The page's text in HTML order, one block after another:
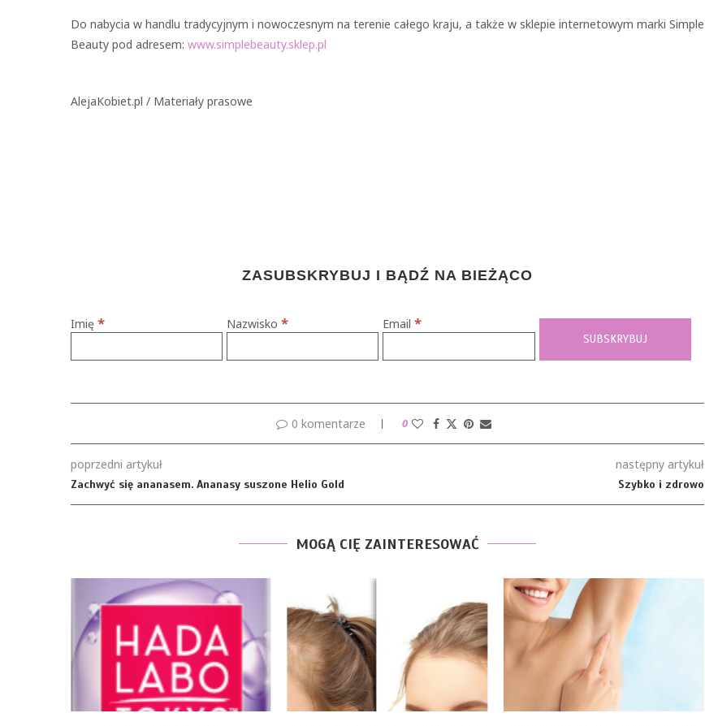
Do nabycia w handlu tradycyjnym i nowoczesnym na terenie całego kraju, a także w sklepie internetowym marki Simple
Beauty pod adresem: www.simplebeauty.sklep.pl
AlejaKobiet.pl / Materiały prasowe
ZASUBSKRYBUJ I BĄDŹ NA BIEŻĄCO
Imię * Nazwisko* Email*
0 komentarze 0
poprzedni artykuł
Zachwyć się ananasem. Ananasy suszone Helio Gold
następny artykuł
Szybko i zdrowo
MOGĄ CIĘ ZAINTERESOWAĆ